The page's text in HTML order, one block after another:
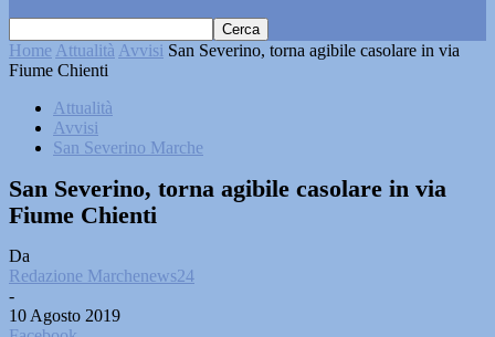
Home Attualità Avvisi San Severino, torna agibile casolare in via
Fiume Chienti
Attualità
Avvisi
San Severino Marche
San Severino, torna agibile casolare in via
Fiume Chienti
Da
Redazione Marchenews24
-
10 Agosto 2019